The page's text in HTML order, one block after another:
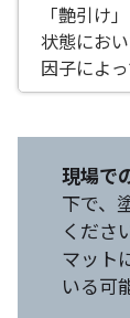
「艶引け
状態にお
因子によ
現場で
下で、
くださ
マット
いる可